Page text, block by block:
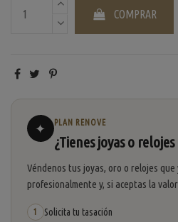
COMPRAR
✦ PLAN RENOVE
¿Tienes joyas o
Véndenos tus joyas, oro o relojes
profesionalmente y, si aceptas la
1 Solicita tu tasación